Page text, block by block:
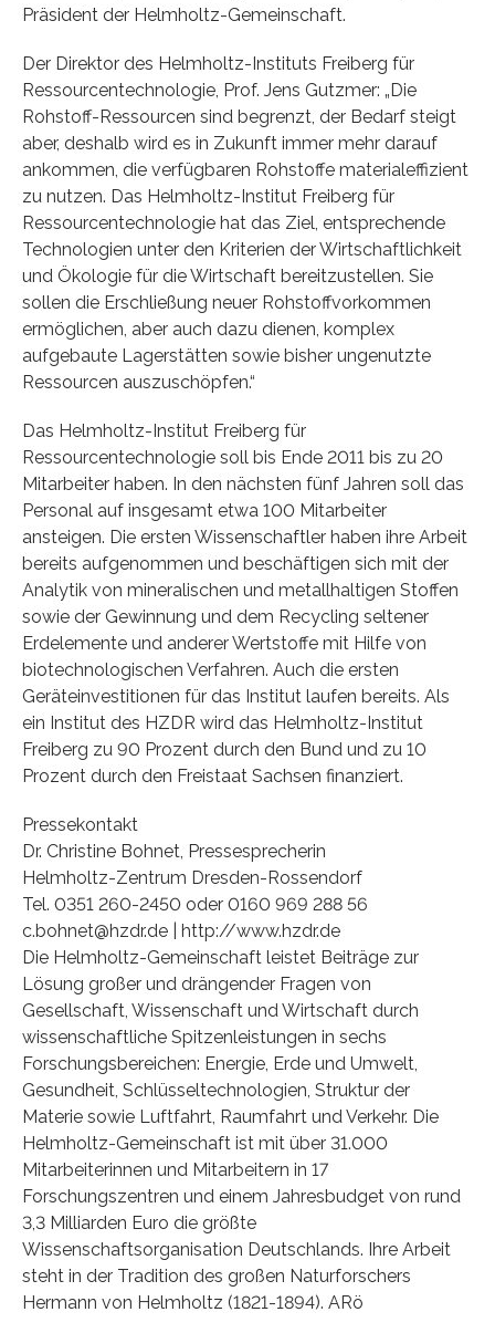
Präsident der Helmholtz-Gemeinschaft.
Der Direktor des Helmholtz-Instituts Freiberg für
Ressourcentechnologie, Prof. Jens Gutzmer: „Die
Rohstoff-Ressourcen sind begrenzt, der Bedarf steigt
aber, deshalb wird es in Zukunft immer mehr darauf
ankommen, die verfügbaren Rohstoffe materialeffizient
zu nutzen. Das Helmholtz-Institut Freiberg für
Ressourcentechnologie hat das Ziel, entsprechende
Technologien unter den Kriterien der Wirtschaftlichkeit
und Ökologie für die Wirtschaft bereitzustellen. Sie
sollen die Erschließung neuer Rohstoffvorkommen
ermöglichen, aber auch dazu dienen, komplex
aufgebaute Lagerstätten sowie bisher ungenutzte
Ressourcen auszuschöpfen.“
Das Helmholtz-Institut Freiberg für
Ressourcentechnologie soll bis Ende 2011 bis zu 20
Mitarbeiter haben. In den nächsten fünf Jahren soll das
Personal auf insgesamt etwa 100 Mitarbeiter
ansteigen. Die ersten Wissenschaftler haben ihre Arbeit
bereits aufgenommen und beschäftigen sich mit der
Analytik von mineralischen und metallhaltigen Stoffen
sowie der Gewinnung und dem Recycling seltener
Erdelemente und anderer Wertstoffe mit Hilfe von
biotechnologischen Verfahren. Auch die ersten
Geräteinvestitionen für das Institut laufen bereits. Als
ein Institut des HZDR wird das Helmholtz-Institut
Freiberg zu 90 Prozent durch den Bund und zu 10
Prozent durch den Freistaat Sachsen finanziert.
Pressekontakt
Dr. Christine Bohnet, Pressesprecherin
Helmholtz-Zentrum Dresden-Rossendorf
Tel. 0351 260-2450 oder 0160 969 288 56
c.bohnet@hzdr.de | http://www.hzdr.de
Die Helmholtz-Gemeinschaft leistet Beiträge zur
Lösung großer und drängender Fragen von
Gesellschaft, Wissenschaft und Wirtschaft durch
wissenschaftliche Spitzenleistungen in sechs
Forschungsbereichen: Energie, Erde und Umwelt,
Gesundheit, Schlüsseltechnologien, Struktur der
Materie sowie Luftfahrt, Raumfahrt und Verkehr. Die
Helmholtz-Gemeinschaft ist mit über 31.000
Mitarbeiterinnen und Mitarbeitern in 17
Forschungszentren und einem Jahresbudget von rund
3,3 Milliarden Euro die größte
Wissenschaftsorganisation Deutschlands. Ihre Arbeit
steht in der Tradition des großen Naturforschers
Hermann von Helmholtz (1821-1894). ARö